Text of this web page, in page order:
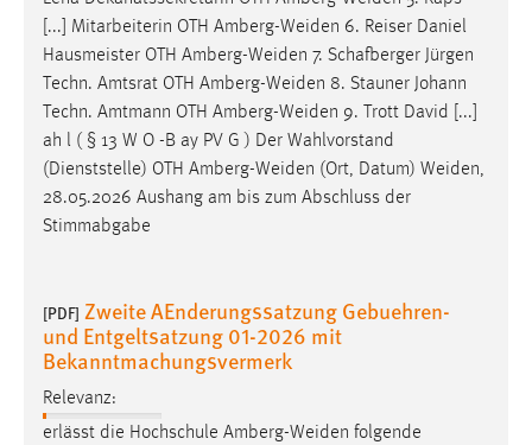
[...] Mitarbeiterin OTH Amberg-Weiden 6. Reiser Daniel
Hausmeister OTH Amberg-Weiden 7. Schafberger Jürgen
Techn. Amtsrat OTH Amberg-Weiden 8. Stauner Johann
Techn. Amtmann OTH Amberg-Weiden 9. Trott David [...]
ah l ( § 13 W O -B ay PV G ) Der Wahlvorstand
(Dienststelle) OTH Amberg-Weiden (Ort, Datum) Weiden,
28.05.2026 Aushang am bis zum Abschluss der
Stimmabgabe
[PDF] Zweite AEnderungssatzung Gebuehren-
und Entgeltsatzung 01-2026 mit
Bekanntmachungsvermerk
Relevanz:
erlässt die Hochschule Amberg-Weiden folgende
Conversion-Tracking
3 Monate
Facebook Pixel
Name:
_fbp
Facebook
Zweck:
Conversion-Tracking
Cookie Laufzeit: